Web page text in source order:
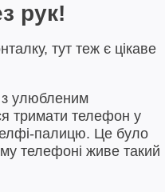
рук!
тут теж є цікаве
з улюбленим
тримати телефон у
палицю. Це було
телефоні живе такий